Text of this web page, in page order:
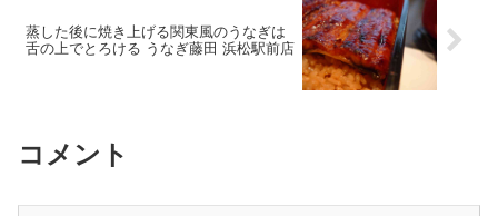
蒸した後に焼き上げる関東風のうなぎは
舌の上でとろける うなぎ藤田 浜松駅前店
コメント